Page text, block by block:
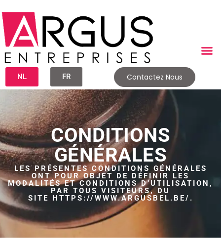
NL FR Contactez Nous
CONDITIONS
GÉNÉRALES
LES PRÉSENTES CONDITIONS GÉNÉRALES
ONT POUR OBJET DE DÉFINIR LES
MODALITÉS ET CONDITIONS D’UTILISATION,
PAR TOUS VISITEURS, DU
SITE HTTPS://WWW.ARGUSBEL.BE/.